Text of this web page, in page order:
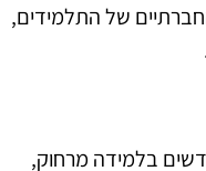
של התלמידים,
בלמידה מרחוק,